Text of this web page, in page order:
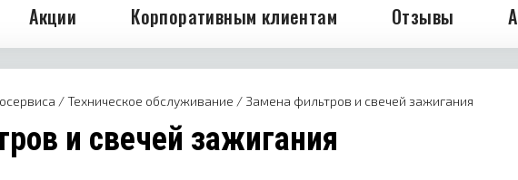
Акции Корпоративным клиентам Отзывы
/Техническое обслуживание / Замена фильтров и свечей зажигания
и свечей зажигания